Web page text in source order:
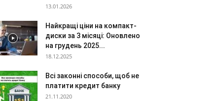
13.01.2026
Найкращі ціни на компакт-
диски за 3 місяці: Оновлено
на грудень 2025...
18.12.2025
Всі законні способи, щоб не
платити кредит банку
21.11.2020